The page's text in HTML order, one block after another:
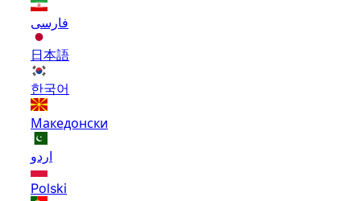
فارسی
日本語
한국어
Македонски
اردو
Polski